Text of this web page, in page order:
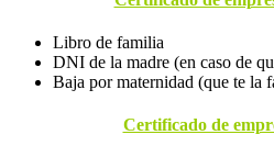
Libro de familia
DNI de la madre (en caso de
Baja por maternidad (que te la
Certificado de